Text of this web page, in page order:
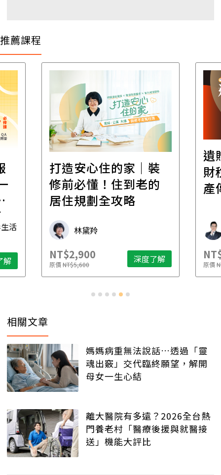
推薦課程
活
解
打造安心住的家｜裝
修前必懂！住到老的
居住規劃全攻略
林黛羚
NT$2,900
原價NT$5,600 深度了解
遺
財
產
原價
相關文章
媽媽病重無法說話…透過「靈
魂出竅」交代臨終願望，解開
母女一生心結
離大醫院有多遠？2026全台熱
門養老村「醫療後援與就醫接
送」機能大評比